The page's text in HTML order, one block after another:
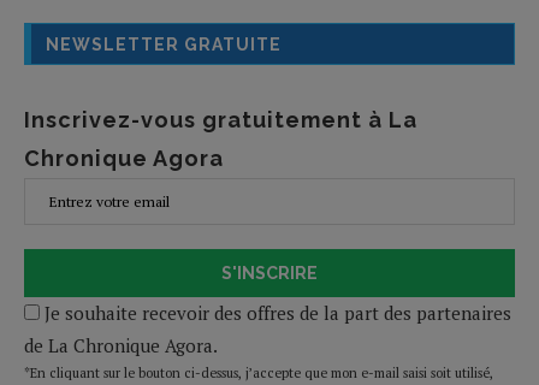
NEWSLETTER GRATUITE
Inscrivez-vous gratuitement à La
Chronique Agora
S'INSCRIRE
Je souhaite recevoir des offres de la part des partenaires
de La Chronique Agora.
*En cliquant sur le bouton ci-dessus, j’accepte que mon e-mail saisi soit utilisé,